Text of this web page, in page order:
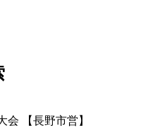
会 【長野市営】